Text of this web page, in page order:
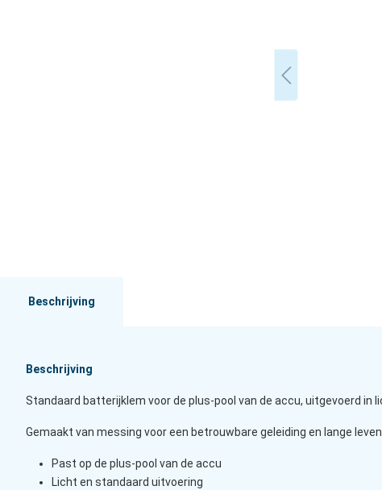
Beschrijving
Beschrijving
Standaard batterijklem voor de plus-pool van de accu, uitgevoerd
Gemaakt van messing voor een betrouwbare geleiding en lange
Past op de plus-pool van de accu
Licht en standaard uitvoering